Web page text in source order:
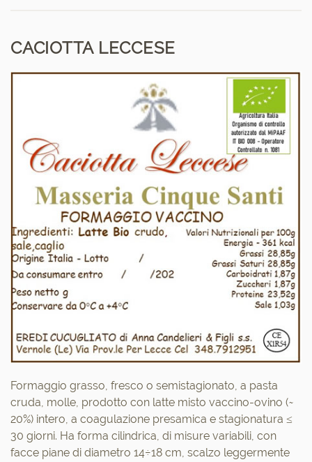
CACIOTTA LECCESE
Formaggio grasso, fresco o semistagionato, a pasta
cruda, molle, prodotto con latte misto vaccino-ovino ( ̴
20%) intero, a coagulazione presamica e stagionatura ≤
30 giorni. Ha forma cilindrica, di misure variabili, con
facce piane di diametro 14÷18 cm, scalzo leggermente